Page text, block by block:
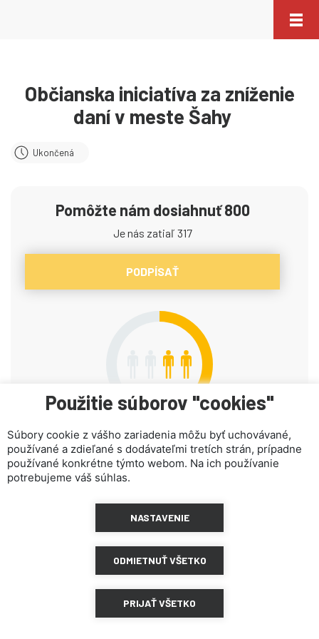
Použitie súborov "cookies"
Súbory cookie z vášho zariadenia môžu byť uchovávané,
používané a zdieľané s dodávateľmi tretích strán, prípadne
používané konkrétne týmto webom. Na ich používanie
potrebujeme váš súhlas.
NASTAVENIE
ODMIETNUŤ VŠETKO
PRIJAŤ VŠETKO
Občianska iniciatíva za zníženie
daní v meste Šahy
Ukončená
Pomôžte nám dosiahnuť 800
Je nás zatiaľ 317
PODPÍSAŤ
ZDIEĽAŤ NA FACEBOOKU ZDIEĽAŤ NA TWITTER
Verejná výzva bola zverejnená 03.12.2021 a zastrešuje ju Péter Szőllősy